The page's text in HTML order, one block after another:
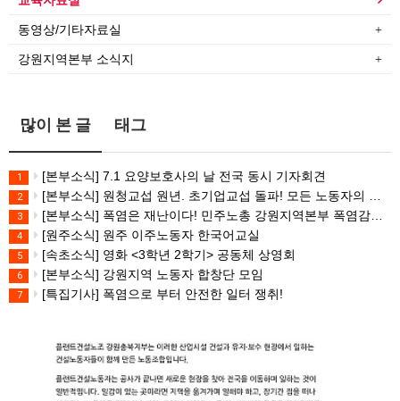
동영상/기타자료실
강원지역본부 소식지
많이 본 글 태그
1 [본부소식] 7.1 요양보호사의 날 전국 동시 기자회견
2 [본부소식] 원청교섭 원년. 초기업교섭 돌파! 모든 노동자의 노동기본권 쟁취! 민주노총 7.15 총파업대회
3 [본부소식] 폭염은 재난이다! 민주노총 강원지역본부 폭염감시단 선포 기자회견
4 [원주소식] 원주 이주노동자 한국어교실
5 [속초소식] 영화 <3학년 2학기> 공동체 상영회
6 [본부소식] 강원지역 노동자 합창단 모임
7 [특집기사] 폭염으로 부터 안전한 일터 쟁취!